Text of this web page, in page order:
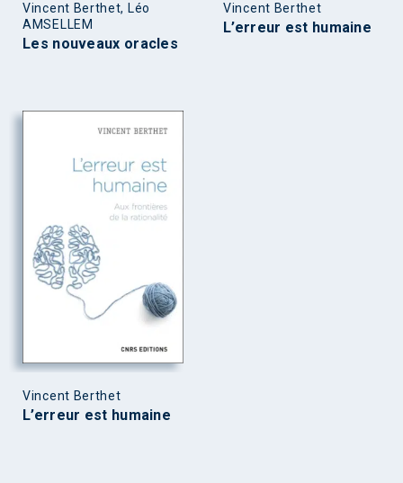
Vincent Berthet, Léo
AMSELLEM
Les nouveaux oracles
Vincent Berthet
L’erreur est humaine
Vincent Berthet
L’erreur est humaine